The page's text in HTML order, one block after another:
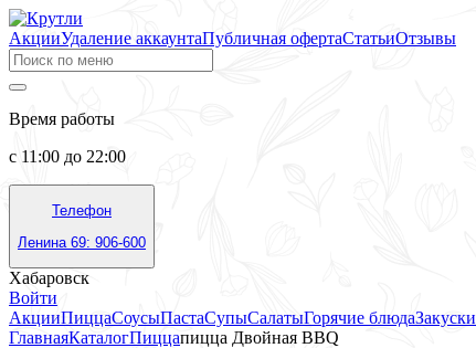
АкцииУдаление аккаунтаПубличная офертаСтатьиОтзывы
Время работы
с 11:00 до 22:00
Телефон
Ленина 69: 906-600
Хабаровск
Войти
АкцииПиццаСоусыПастаСупыСалатыГорячие блюдаЗакуски
ГлавнаяКаталогПиццапицца Двойная BBQ